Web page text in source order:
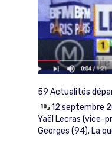
59 Actualités
12 septembre
Yaël Lecras (vice-
Georges (94). La